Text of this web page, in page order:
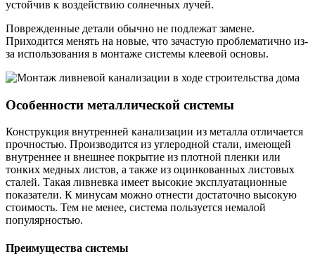
устойчив к воздействию солнечных лучей.
Поврежденные детали обычно не подлежат замене.
Приходится менять на новые, что зачастую проблематично из-
за использования в монтаже системы клеевой основы.
Особенности металлической системы
Конструкция внутренней канализации из металла отличается
прочностью. Производится из углеродной стали, имеющей
внутреннее и внешнее покрытие из плотной пленки или
тонких медных листов, а также из оцинкованных листовых
сталей. Такая ливневка имеет высокие эксплуатационные
показатели. К минусам можно отнести достаточно высокую
стоимость. Тем не менее, система пользуется немалой
популярностью.
Преимущества системы